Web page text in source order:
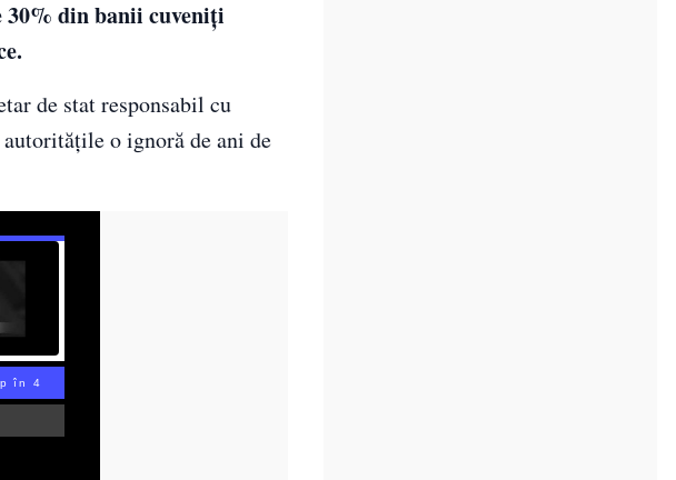
30% din banii cuveniți
de stat responsabil cu
o ignoră de ani de
în 3